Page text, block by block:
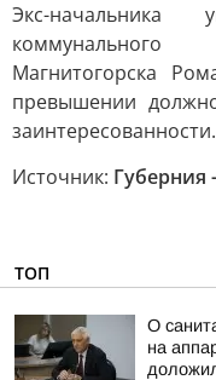
Экс-начальника
коммунального
Магнитогорска
превышении
заинтересованности.
Источник:
ТОП
О
на